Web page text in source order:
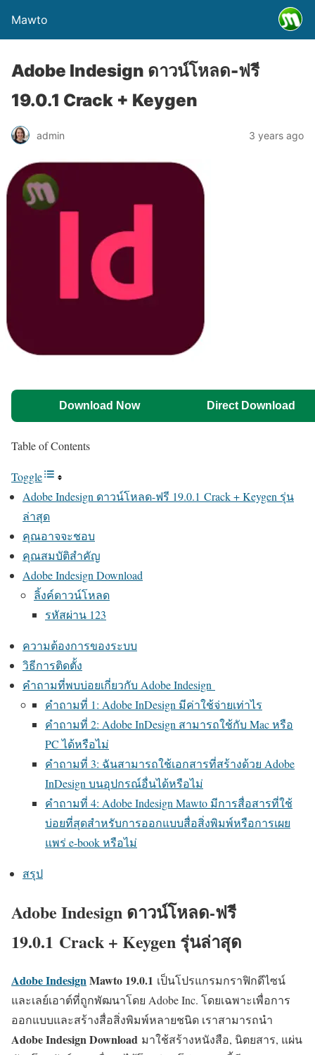
Mawto
Adobe Indesign ดาวน์โหลด-ฟรี
19.0.1 Crack + Keygen
admin 3 years ago
Download Now Direct Download
Table of Contents
Toggle
Adobe Indesign ดาวน์โหลด-ฟรี 19.0.1 Crack + Keygen รุ่น
ล่าสุด
คุณอาจจะชอบ
คุณสมบัติสำคัญ
Adobe Indesign Download
ลิ้งค์ดาวน์โหลด
รหัสผ่าน 123
ความต้องการของระบบ
วิธีการติดตั้ง
คำถามที่พบบ่อยเกี่ยวกับ Adobe Indesign
คำถามที่ 1: Adobe InDesign มีค่าใช้จ่ายเท่าไร
คำถามที่ 2: Adobe InDesign สามารถใช้กับ Mac หรือ
PC ได้หรือไม่
คำถามที่ 3: ฉันสามารถใช้เอกสารที่สร้างด้วย Adobe
InDesign บนอุปกรณ์อื่นได้หรือไม่
คำถามที่ 4: Adobe Indesign Mawto มีการสื่อสารที่ใช้
บ่อยที่สุดสำหรับการออกแบบสื่อสิ่งพิมพ์หรือการเผย
แพร่ e-book หรือไม่
สรุป
Adobe Indesign ดาวน์โหลด-ฟรี
19.0.1 Crack + Keygen รุ่นล่าสุด
Adobe IndesignMawto 19.0.1 เป็นโปรแกรมกราฟิกดีไซน์
และเลย์เอาต์ที่ถูกพัฒนาโดย Adobe Inc. โดยเฉพาะเพื่อการ
ออกแบบและสร้างสื่อสิ่งพิมพ์หลายชนิด เราสามารถนำ
Adobe Indesign Download มาใช้สร้างหนังสือ, นิตยสาร, แผ่น